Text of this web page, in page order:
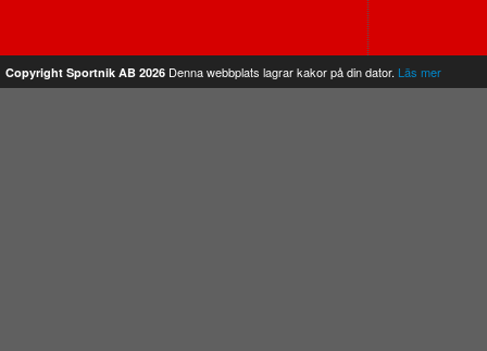
Copyright Sportnik AB 2026 Denna webbplats lagrar kakor på din dator. Läs mer